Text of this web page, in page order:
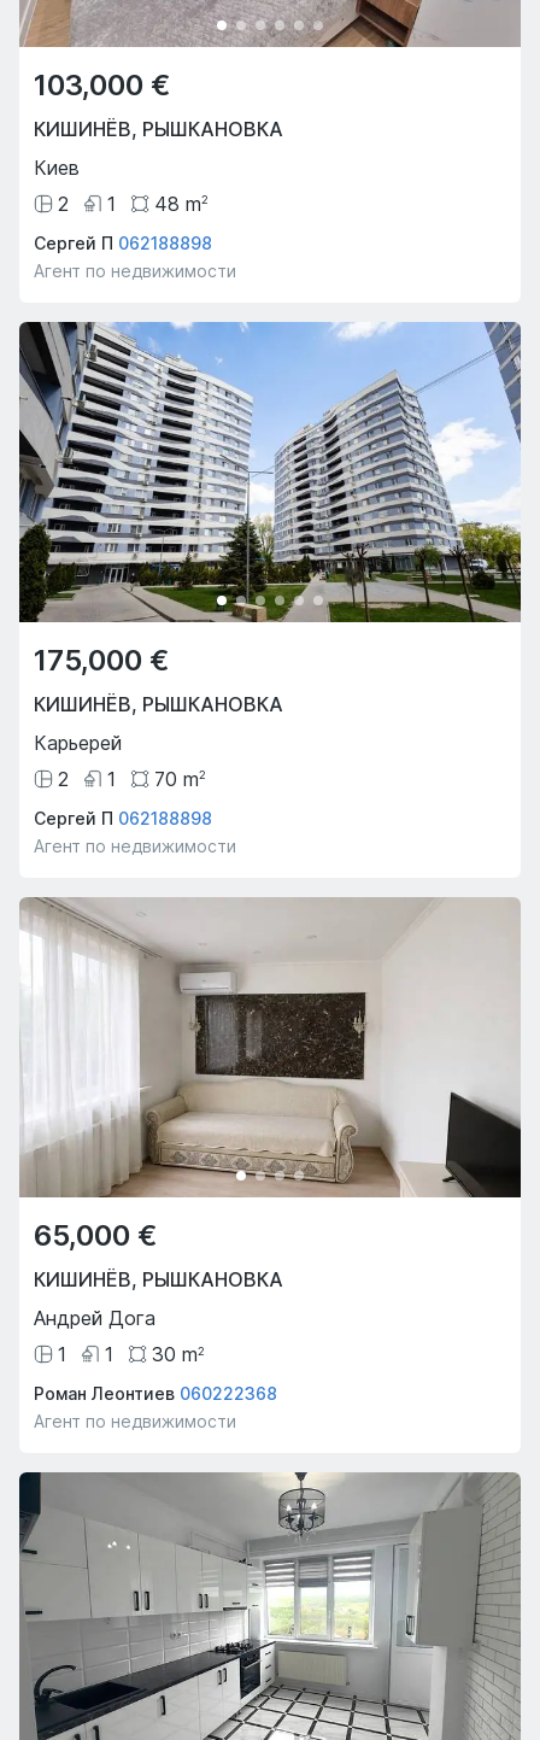
103,000 €
КИШИНЁВ, РЫШКАНОВКА
Киев
2
1 48 m2
Сергей П 062188898
Агент по недвижимости
175,000 €
КИШИНЁВ, РЫШКАНОВКА
Карьерей
2
1 70 m2
Сергей П 062188898
Агент по недвижимости
65,000 €
КИШИНЁВ, РЫШКАНОВКА
Андрей Дога
1
1 30 m2
Роман Леонтиев 060222368
Агент по недвижимости
Предложение недели